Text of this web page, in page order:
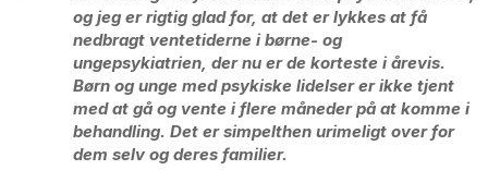
og jeg er rigtig glad for, at det er lykkes at få
nedbragt ventetiderne i børne- og
ungepsykiatrien, der nu er de korteste i årevis.
Børn og unge med psykiske lidelser er ikke tjent
med at gå og vente i flere måneder på at komme i
behandling. Det er simpelthen urimeligt over for
dem selv og deres familier.